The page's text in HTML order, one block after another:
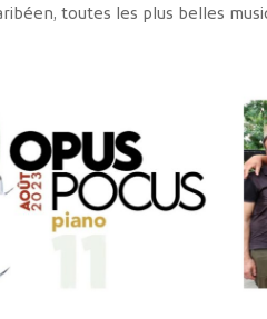
toutes les plus belles